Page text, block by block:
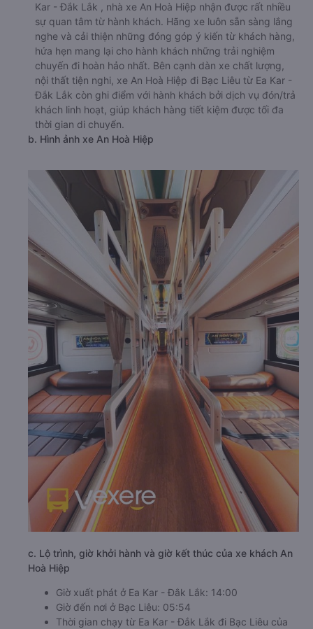
Kar - Đắk Lắk , nhà xe An Hoà Hiệp nhận được rất nhiều
sự quan tâm từ hành khách. Hãng xe luôn sẵn sàng lắng
nghe và cải thiện những đóng góp ý kiến từ khách hàng,
hứa hẹn mang lại cho hành khách những trải nghiệm
chuyến đi hoàn hảo nhất. Bên cạnh dàn xe chất lượng,
nội thất tiện nghi, xe An Hoà Hiệp đi Bạc Liêu từ Ea Kar -
Đắk Lắk còn ghi điểm với hành khách bởi dịch vụ đón/trả
khách linh hoạt, giúp khách hàng tiết kiệm được tối đa
thời gian di chuyển.
b. Hình ảnh xe An Hoà Hiệp
c. Lộ trình, giờ khởi hành và giờ kết thúc của xe khách An
Hoà Hiệp
Giờ xuất phát ở Ea Kar - Đắk Lắk: 14:00
Giờ đến nơi ở Bạc Liêu: 05:54
Thời gian chạy từ Ea Kar - Đắk Lắk đi Bạc Liêu của